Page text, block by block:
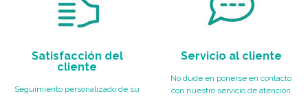
Satisfacción del
cliente
Seguimiento personalizado de su
Servicio al cliente
No dude en ponerse en contacto
con nuestro servicio de atención